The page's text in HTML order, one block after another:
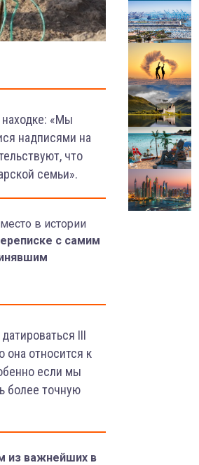
«Мы
надписями на
что
семьи».
в истории
с самим
III
относится к
если мы
более точную
из важнейших в